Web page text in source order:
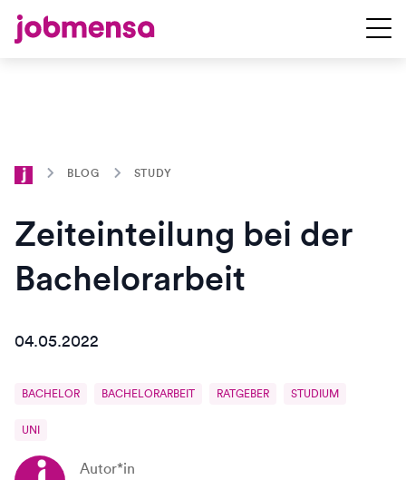
BLOG STUDY
Zeiteinteilung bei der
Bachelorarbeit
04.05.2022
BACHELOR BACHELORARBEIT RATGEBER STUDIUM
UNI
Autor*in